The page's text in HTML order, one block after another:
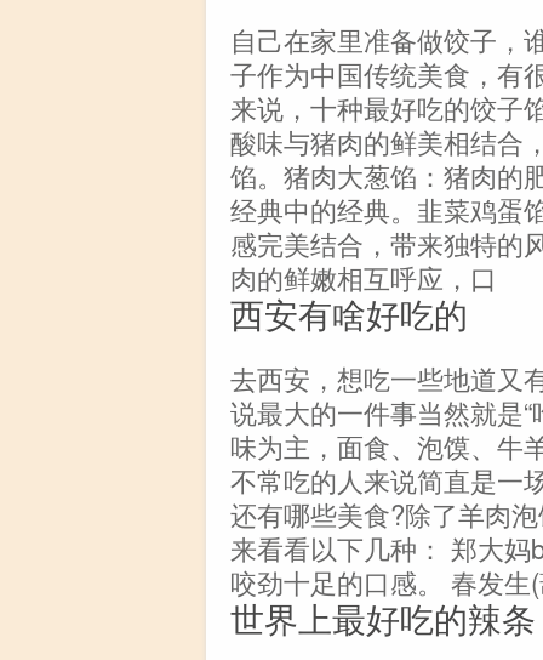
自己在家里准备做饺子，
子作为中国传统美食，有
来说，十种最好吃的饺子
酸味与猪肉的鲜美相结合
馅。猪肉大葱馅：猪肉的
经典中的经典。韭菜鸡蛋
感完美结合，带来独特的
肉的鲜嫩相互呼应，口
西安有啥好吃的
去西安，想吃一些地道又
说最大的一件事当然就是
味为主，面食、泡馍、牛
不常吃的人来说简直是一
还有哪些美食?除了羊肉
来看看以下几种： 郑大
咬劲十足的口感。 春发
世界上最好吃的辣条